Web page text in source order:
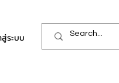
สู่ระบบ